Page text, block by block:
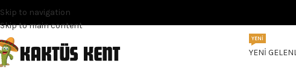
Skip to navigation
Skip to main content
YENI
YENI